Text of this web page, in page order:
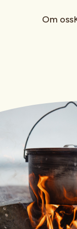
Om oss